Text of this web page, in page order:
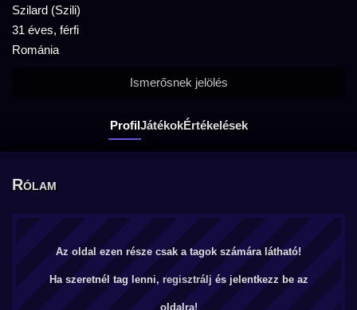
Szilard (Szili)
31 éves, férfi
Románia
ProfilJátékokÉrtékelések
Ismerősnek jelölés
Rólam
Az oldal ezen része csak a tagok számára látható!
Ha szeretnél tag lenni, regisztrálj és jelentkezz be az
oldalra!